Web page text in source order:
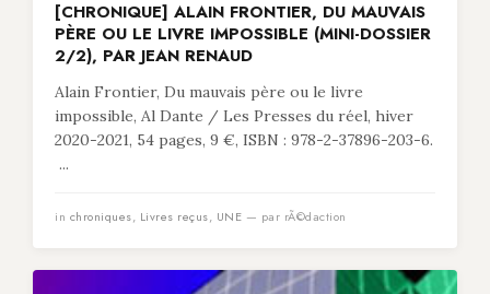
[CHRONIQUE] ALAIN FRONTIER, DU MAUVAIS
PÈRE OU LE LIVRE IMPOSSIBLE (MINI-DOSSIER
2/2), PAR JEAN RENAUD
Alain Frontier, Du mauvais père ou le livre
impossible, Al Dante / Les Presses du réel, hiver
2020-2021, 54 pages, 9 €, ISBN : 978-2-37896-203-6.
...
in chroniques, Livres reçus, UNE — par rÃ©daction